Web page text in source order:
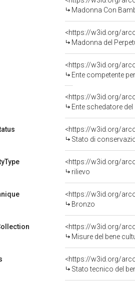
Madonna Con
<https://w3id.org/
Madonna del
<https://w3id.org/
Ente competente per
<https://w3id.org/
Ente schedatore
<https://w3id.org/
Stato di
<https://w3id.org/
rilievo
<https://w3id.org/
Bronzo
<https://w3id.org/
Misure del bene
<https://w3id.org/
Stato tecnico del